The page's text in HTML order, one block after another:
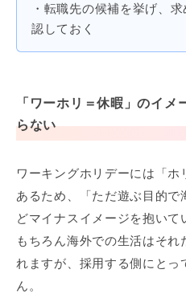
・転職先の候補を挙げ、
認しておく
「ワーホリ＝休暇」のイ
らない
ワーキングホリデーには「
あるため、「ただ遊ぶ目的
どマイナスイメージを抱いて
もちろん海外での生活はそ
れますが、採用する側にと
ん。